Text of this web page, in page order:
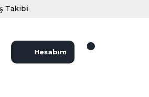
Takibi
Hesabım